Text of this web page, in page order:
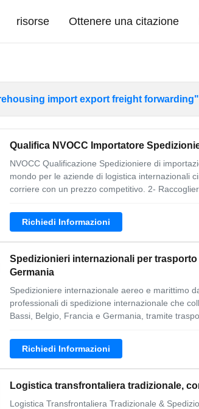
risorse Ottenere una citazione
import export freight forwarding"
Qualifica NVOCC Importatore
NVOCC Qualificazione Spedizioniere di
mondo per le aziende di logistica internazionali
corriere con un prezzo competitivo. 2-
Richiedi Informazioni
Spedizionieri internazionali per
Germania
Spedizioniere internazionale aereo e marittimo
professionali di spedizione internazionale che
Bassi, Belgio, Francia e Germania, tramite
Richiedi Informazioni
Logistica transfrontaliera tradizionale,
Logistica Transfrontaliera Tradizionale &